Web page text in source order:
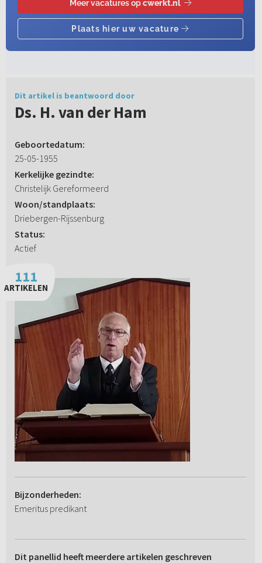
Dit artikel is beantwoord door
Ds. H. van der Ham
Geboortedatum:
25-05-1955
Kerkelijke gezindte:
Christelijk Gereformeerd
Woon/standplaats:
Driebergen-Rijssenburg
Status:
Actief
111
ARTIKELEN
Bijzonderheden:
Emeritus predikant
Dit panellid heeft meerdere artikelen geschreven